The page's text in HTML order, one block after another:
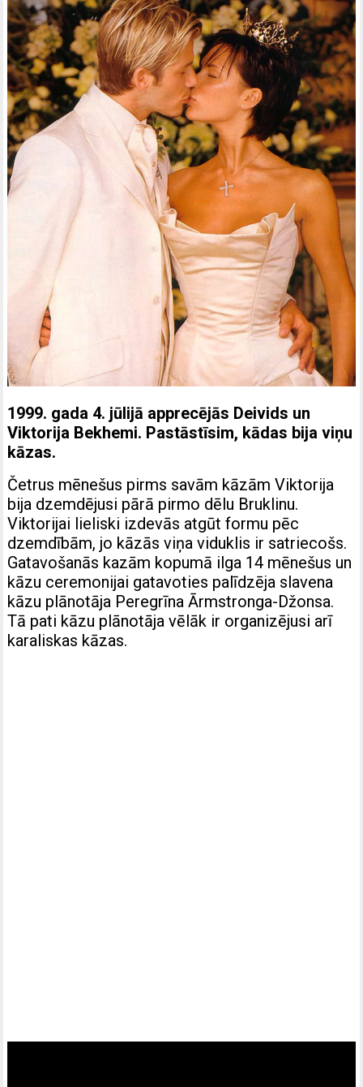
1999. gada 4. jūlijā apprecējās Deivids un
Viktorija Bekhemi. Pastāstīsim, kādas bija viņu
kāzas.
Četrus mēnešus pirms savām kāzām Viktorija
bija dzemdējusi pārā pirmo dēlu Bruklinu.
Viktorijai lieliski izdevās atgūt formu pēc
dzemdībām, jo kāzās viņa viduklis ir satriecošs.
Gatavošanās kazām kopumā ilga 14 mēnešus un
kāzu ceremonijai gatavoties palīdzēja slavena
kāzu plānotāja Peregrīna Ārmstronga-Džonsa.
Tā pati kāzu plānotāja vēlāk ir organizējusi arī
karaliskas kāzas.